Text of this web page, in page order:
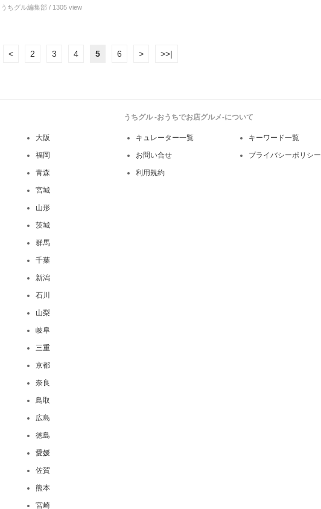
うちグル編集部 / 1305 view
< 2 3 4 5 6 > >>|
大阪
福岡
青森
宮城
山形
茨城
群馬
千葉
新潟
石川
山梨
岐阜
三重
京都
奈良
鳥取
広島
徳島
愛媛
佐賀
熊本
宮崎
うちグル -おうちでお店グルメ-について
キュレーター一覧 キーワード一覧
お問い合せ プライバシーポリシー
利用規約